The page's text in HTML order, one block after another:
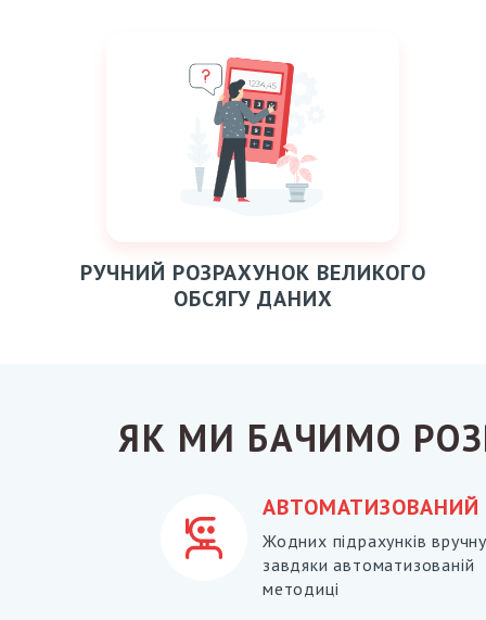
РУЧНИЙ РОЗРАХУНОК ВЕЛИКОГО
ОБСЯГУ ДАНИХ
ЯК МИ БАЧИМО
АВТОМАТИЗОВАНИЙ
Жодних підрахунків вручну
завдяки автоматизованій
методиці